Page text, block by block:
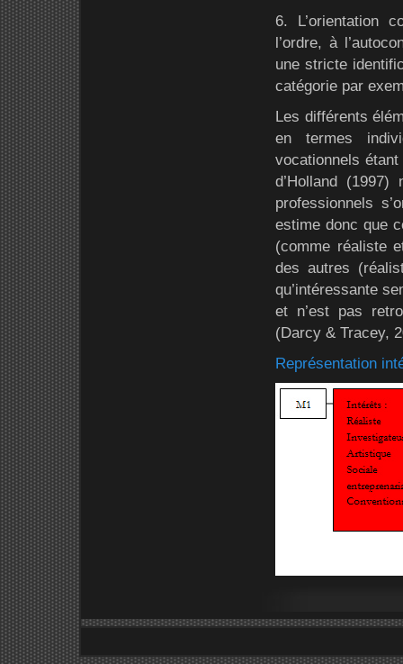
6. L’orientation
l’ordre, à
une stricte
catégorie par
Les différents
en termes
vocationnels
d’Holland
professionnels
estime donc que
(comme réaliste
des autres
qu’intéressante
et n’est pas
(Darcy & Tracey,
Représentation